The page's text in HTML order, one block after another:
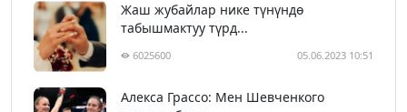
Жаш жубайлар нике түнүндө
табышмактуу түрд...
6025600 05.06.2023 10:51
Алекса Грассо: Мен Шевченкого